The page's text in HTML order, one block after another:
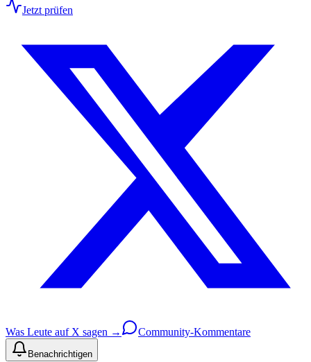
Jetzt prüfen
Was Leute auf X sagen → Community-Kommentare
Benachrichtigen